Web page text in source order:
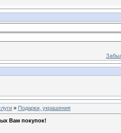
» Подарки, украшения
Вам покупок!